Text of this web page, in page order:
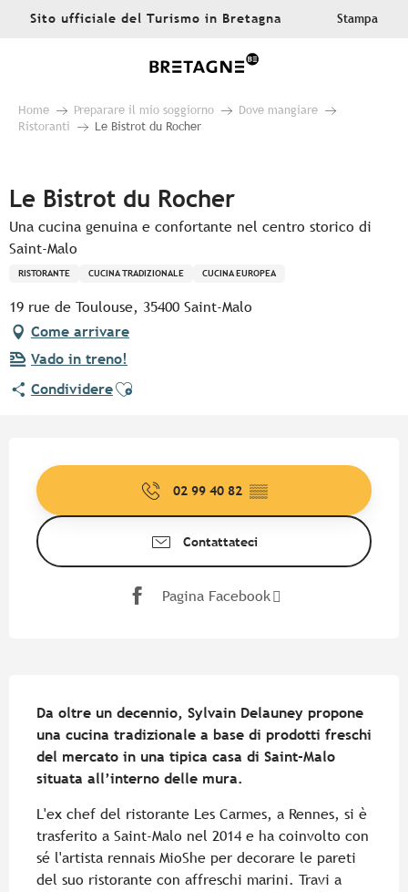
AllerSito ufficiale del Turismo in Bretagna Stampa
Home Preparare il mio soggiorno
Dove mangiare
Ristoranti
Le Bistrot du Rocher
Le Bistrot du Rocher
Una cucina genuina e confortante nel centro storico di
Saint-Malo
RISTORANTE CUCINA TRADIZIONALE CUCINA EUROPEA
19 rue de Toulouse, 35400 Saint-Malo
Come arrivare
Vado in treno!
CondividereAjouter aux favoris
02 99 40 82 ▒▒
Contattateci
Pagina Facebook
Da oltre un decennio, Sylvain Delauney propone
una cucina tradizionale a base di prodotti freschi
del mercato in una tipica casa di Saint-Malo
situata all’interno delle mura.
L'ex chef del ristorante Les Carmes, a Rennes, si è
trasferito a Saint-Malo nel 2014 e ha coinvolto con
sé l'artista rennais MioShe per decorare le pareti
del suo ristorante con affreschi marini. Travi a